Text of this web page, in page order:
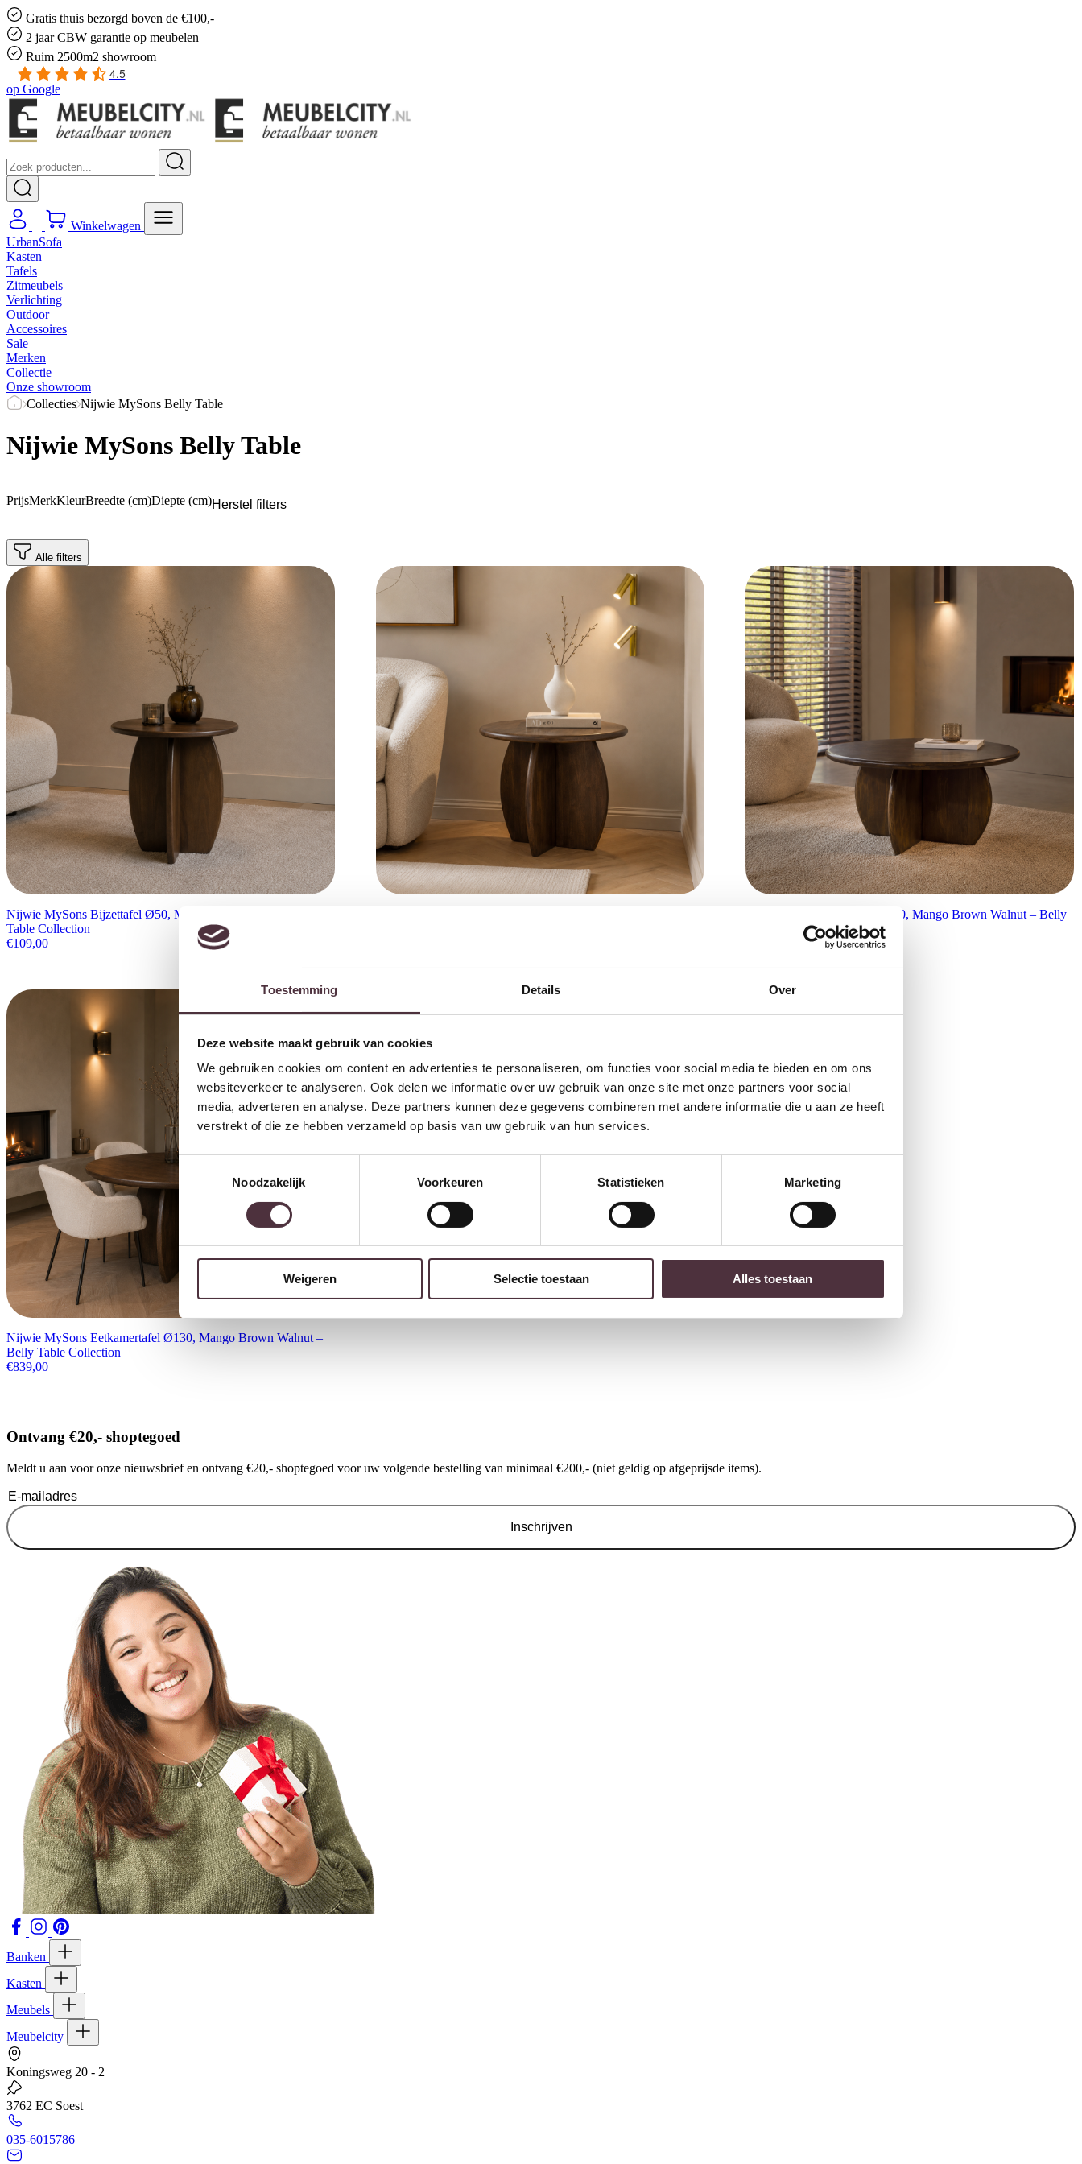
Toestemming Details Over
Deze website maakt gebruik van cookies
We gebruiken cookies om content en advertenties te personaliseren, om functies voor social media te bieden en om ons
websiteverkeer te analyseren. Ook delen we informatie over uw gebruik van onze site met onze partners voor social
media, adverteren en analyse. Deze partners kunnen deze gegevens combineren met andere informatie die u aan ze heeft
verstrekt of die ze hebben verzameld op basis van uw gebruik van hun services.
Toestemmingsselectie
Noodzakelijk
Voorkeuren Statistieken Marketing
Weigeren Selectie toestaan Alles toestaan
Gratis thuis bezorgd boven de €100,-
2 jaar CBW garantie op meubelen
Ruim 2500m2 showroom
4.5
op Google
Winkelwagen
UrbanSofa
Kasten
Tafels
Zitmeubels
Verlichting
Outdoor
Accessoires
Sale
Merken
Collectie
Onze showroom
Collecties Nijwie MySons Belly Table
Nijwie MySons Belly Table
PrijsMerkKleurBreedte (cm)Diepte (cm)Herstel filters
Alle filters
Nijwie MySons Bijzettafel Ø50, Mango Brown Walnut – Belly
Table Collection
€109,00
Nijwie MySons Salontafel Ø80, Mango Brown Walnut – Belly
Table Collection
Nijwie MySons Eetkamertafel Ø130, Mango Brown Walnut –
Belly Table Collection
€839,00
Ontvang €20,- shoptegoed
Meldt u aan voor onze nieuwsbrief en ontvang €20,- shoptegoed voor uw volgende bestelling van minimaal €200,- (niet geldig op afgeprijsde items).
Inschrijven
Banken
Kasten
Meubels
Meubelcity
Koningsweg 20 - 2
3762 EC Soest
035-6015786